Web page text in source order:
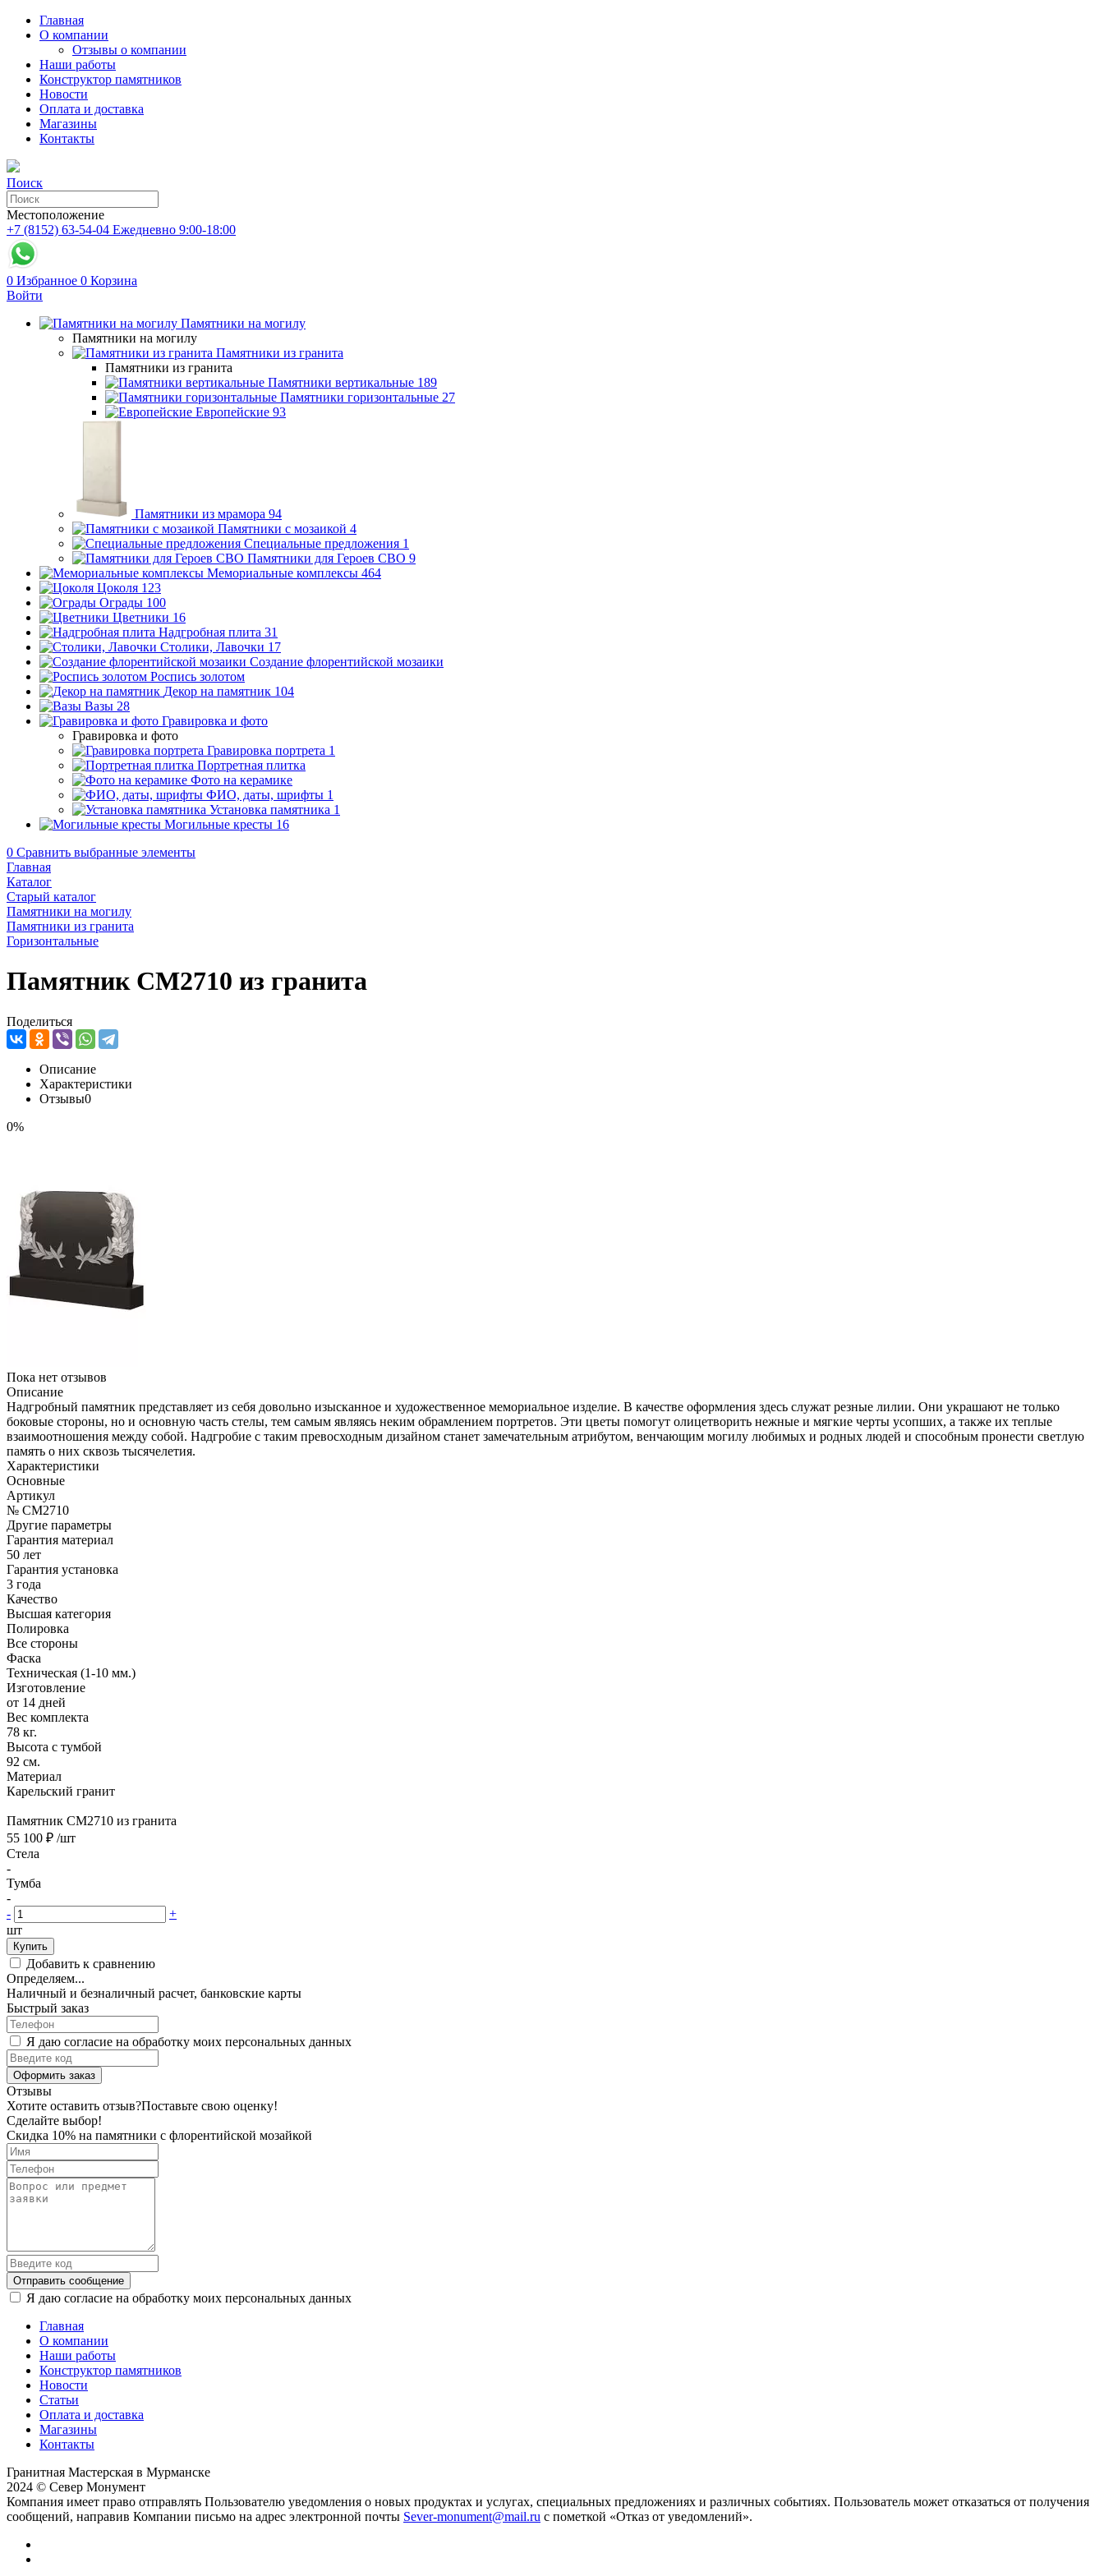
Главная
О компании
Отзывы о компании
Наши работы
Конструктор памятников
Новости
Оплата и доставка
Магазины
Контакты
Поиск
Местоположение
+7 (8152) 63-54-04 Ежедневно 9:00-18:00
0 Избранное 0 Корзина
Войти
Памятники на могилу
Памятники на могилу
Памятники из гранита
Памятники из гранита
Памятники вертикальные 189
Памятники горизонтальные 27
Европейские 93
Памятники из мрамора 94
Памятники с мозаикой 4
Специальные предложения 1
Памятники для Героев СВО 9
Мемориальные комплексы 464
Цоколя 123
Ограды 100
Цветники 16
Надгробная плита 31
Столики, Лавочки 17
Создание флорентийской мозаики
Роспись золотом
Декор на памятник 104
Вазы 28
Гравировка и фото
Гравировка и фото
Гравировка портрета 1
Портретная плитка
Фото на керамике
ФИО, даты, шрифты 1
Установка памятника 1
Могильные кресты 16
0 Сравнить выбранные элементы
Главная
Каталог
Старый каталог
Памятники на могилу
Памятники из гранита
Горизонтальные
Памятник CM2710 из гранита
Поделиться
Описание
Характеристики
Отзывы0
0%
Пока нет отзывов
Описание
Надгробный памятник представляет из себя довольно изысканное и художественное мемориальное изделие. В качестве оформления здесь служат резные лилии. Они украшают не только
боковые стороны, но и основную часть стелы, тем самым являясь неким обрамлением портретов. Эти цветы помогут олицетворить нежные и мягкие черты усопших, а также их теплые
взаимоотношения между собой. Надгробие с таким превосходным дизайном станет замечательным атрибутом, венчающим могилу любимых и родных людей и способным пронести светлую
память о них сквозь тысячелетия.
Характеристики
Основные
Артикул
№ CM2710
Другие параметры
Гарантия материал
50 лет
Гарантия установка
3 года
Качество
Высшая категория
Полировка
Все стороны
Фаска
Техническая (1-10 мм.)
Изготовление
от 14 дней
Вес комплекта
78 кг.
Высота с тумбой
92 см.
Материал
Карельский гранит
Памятник CM2710 из гранита
55 100 ₽ /шт
Стела
-
Тумба
-
-
+
шт
Купить
Добавить к сравнению
Определяем...
Наличный и безналичный расчет, банковские карты
Быстрый заказ
Я даю согласие на обработку моих персональных данных
Оформить заказ
Отзывы
Хотите оставить отзыв?Поставьте свою оценку!
Сделайте выбор!
Скидка 10% на памятники с флорентийской мозайкой
Отправить сообщение
Я даю согласие на обработку моих персональных данных
Главная
О компании
Наши работы
Конструктор памятников
Новости
Статьи
Оплата и доставка
Магазины
Контакты
Гранитная Мастерская в Мурманске
2024 © Север Монумент
Компания имеет право отправлять Пользователю уведомления о новых продуктах и услугах, специальных предложениях и различных событиях. Пользователь может отказаться от получения
сообщений, направив Компании письмо на адрес электронной почты Sever-monument@mail.ru с пометкой «Отказ от уведомлений».